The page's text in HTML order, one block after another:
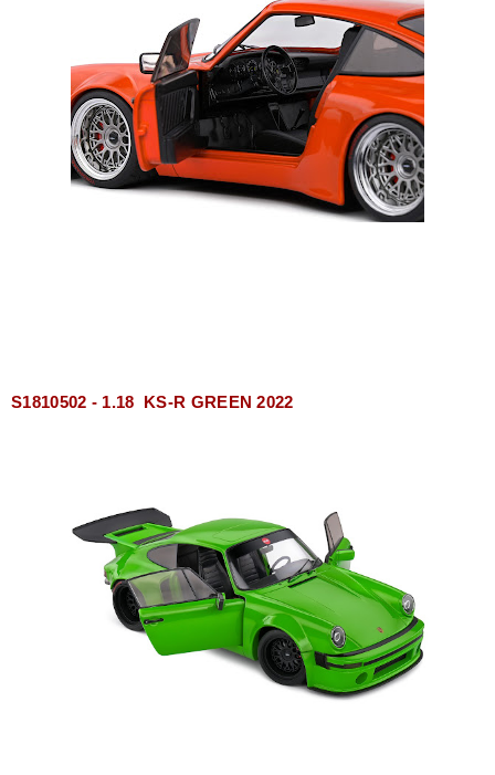
S1810502 - 1.18 KS-R GREEN 2022